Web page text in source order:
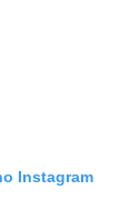
Instagram